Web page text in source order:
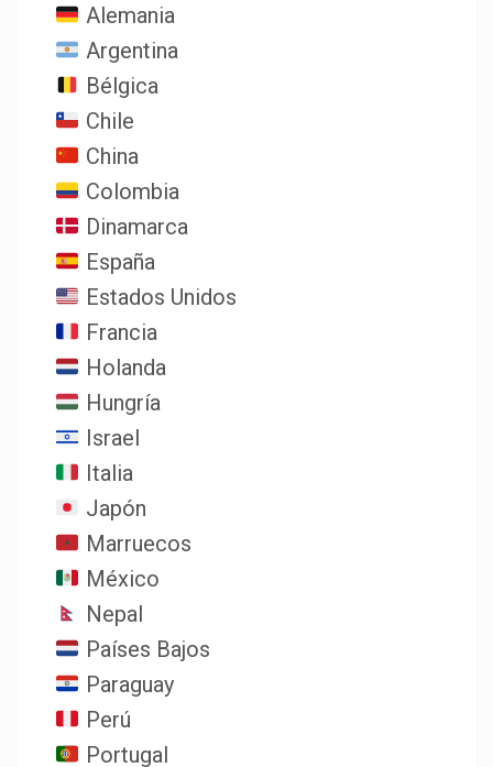
Alemania
Argentina
Bélgica
Chile
China
Colombia
Dinamarca
España
Estados Unidos
Francia
Holanda
Hungría
Israel
Italia
Japón
Marruecos
México
Nepal
Países Bajos
Paraguay
Perú
Portugal